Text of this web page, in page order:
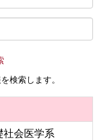
検索します。
社会医学系